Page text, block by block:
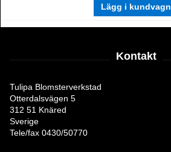
Lägg i kundvagn
Kontakt
Tulipa Blomsterverkstad
Otterdalsvägen 5
312 51 Knäred
Sverige
Tele/fax 0430/50770